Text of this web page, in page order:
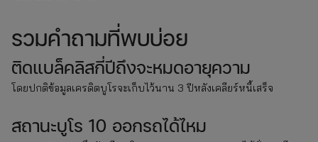
รวมคำถามที่พบบ่อย
ติดแบล็คลิสกี่ปีถึงจะหมดอายุความ
โดยปกติข้อมูลเครดิตบูโรจะเก็บไว้นาน 3 ปีหลังเคลียร์หนี้เสร็จ
สถานะบูโร 10 ออกรถได้ไหม